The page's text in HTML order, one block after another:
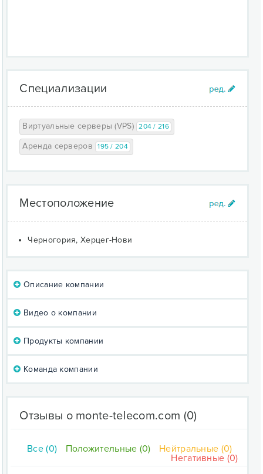
Специализации
Виртуальные серверы (VPS) 204 / 216
Аренда серверов 195 / 204
Местоположение
Черногория, Херцег-Нови
Описание компании
Видео о компании
Продукты компании
Команда компании
Отзывы о monte-telecom.com (0)
Все (0) Положительные (0)
Нейтральные (0)
Негативные (0)